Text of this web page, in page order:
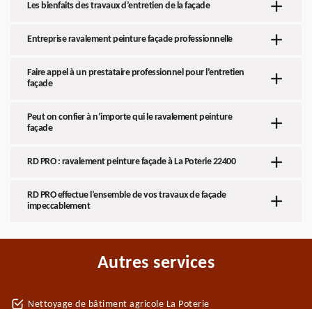
Les bienfaits des travaux d’entretien de la façade
Entreprise ravalement peinture façade professionnelle
Faire appel à un prestataire professionnel pour l’entretien
façade
Peut on confier à n’importe qui le ravalement peinture
façade
RD PRO : ravalement peinture façade à La Poterie 22400
RD PRO effectue l’ensemble de vos travaux de façade
impeccablement
Autres services
Nettoyage de bâtiment agricole La Poterie